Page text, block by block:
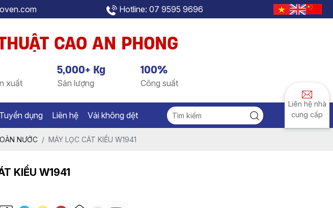
Hotline: 07 9595 9696
CAO AN PHONG
xuất
5,000+ Kg
Sản lượng
100%
Công suất
Tuyển dụng Liên hệ Vải không dệt
Liên hệ nhà
cung cấp
NƯỚC MÁY LỌC CÁT KIỂU W1941
KIỂU W1941